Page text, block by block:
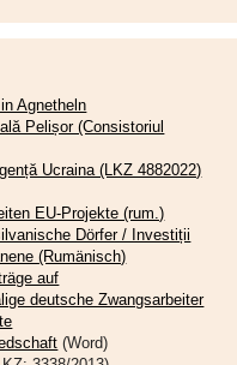
Agnetheln
Pelișor (Consistoriul
Ucraina (LKZ 4882022)
EU-Projekte (rum.)
Dörfer / Investiții
(Rumänisch)
auf
deutsche Zwangsarbeiter
(Word)